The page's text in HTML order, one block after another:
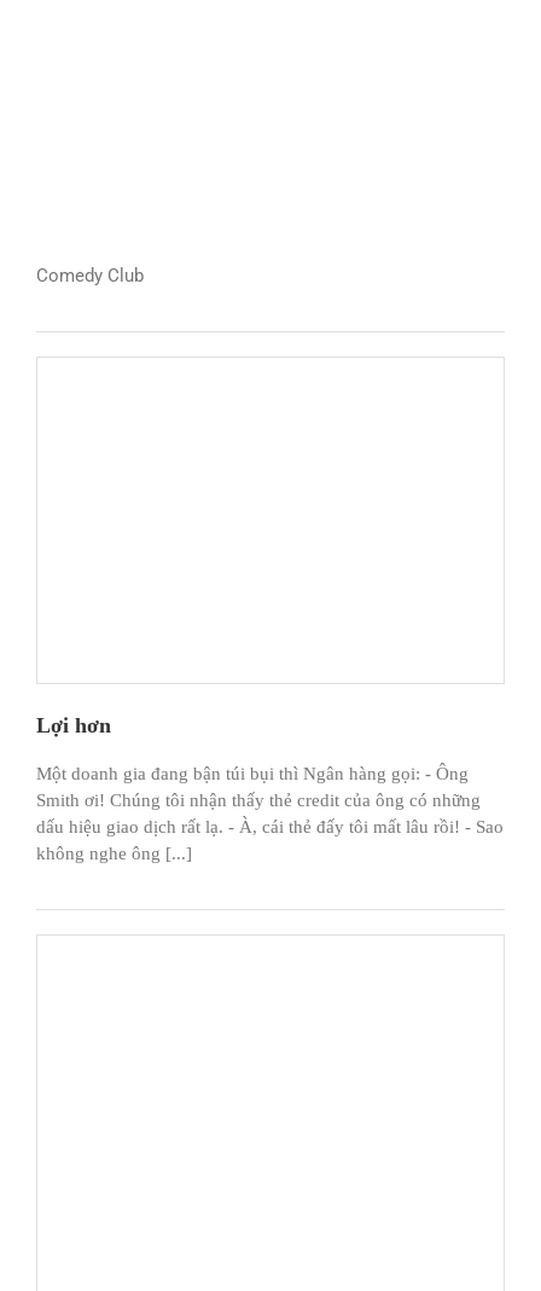
Comedy Club
Lợi hơn
Một doanh gia đang bận túi bụi thì Ngân hàng gọi: - Ông
Smith ơi! Chúng tôi nhận thấy thẻ credit của ông có những
dấu hiệu giao dịch rất lạ. - À, cái thẻ đấy tôi mất lâu rồi! - Sao
không nghe ông [...]